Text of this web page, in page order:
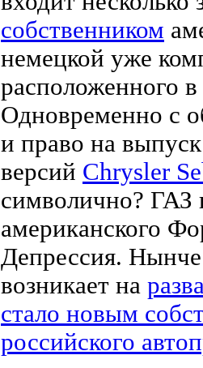
собственником
немецкой уже
расположенного
Одновременно с
и право на
версий Chrysler
символично? ГАЗ
американского
Депрессия.
возникает на
стало новым
российского